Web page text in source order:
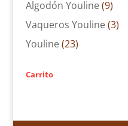
Algodón Youline (9)
Vaqueros Youline (3)
Youline (23)
Carrito